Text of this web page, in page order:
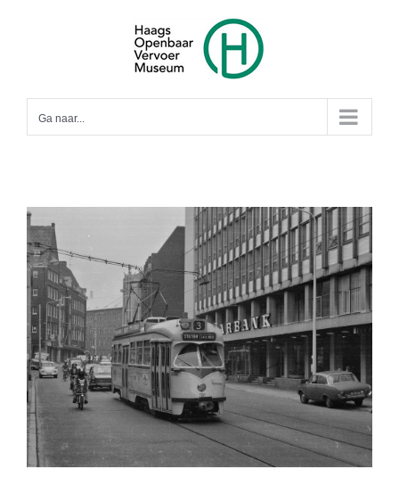
Ga naar...